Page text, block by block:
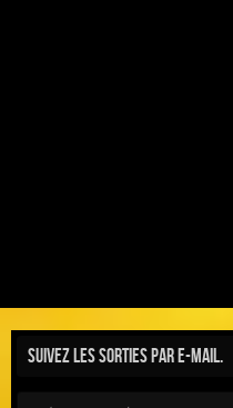
Suivez les sorties par e-mail.